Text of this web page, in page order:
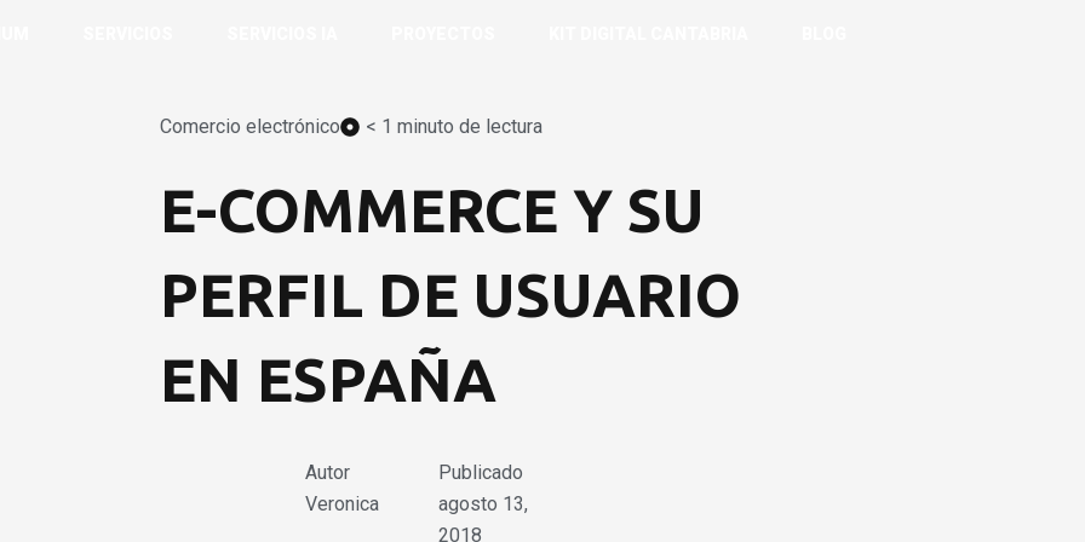
Comercio electrónico < 1 minuto de lectura
E-COMMERCE Y SU
PERFIL DE USUARIO
EN ESPAÑA
Autor
Veronica
Publicado
agosto 13,
2018